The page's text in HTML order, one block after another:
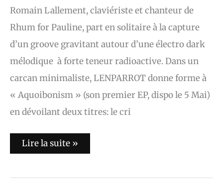
Romain Lallement, claviériste et chanteur de
Rhum for Pauline, part en solitaire à la capture
d’un groove gravitant autour d’une électro dark
mélodique à forte teneur radioactive. Dans un
carcan minimaliste, LENPARROT donne forme à
« Aquoibonism » (son premier EP, dispo le 5 Mai)
en dévoilant deux titres: le cri
Lire la suite »